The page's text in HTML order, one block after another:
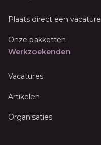
Plaats direct een vacature
Onze pakketten
Werkzoekenden
Vacatures
Artikelen
Organisaties